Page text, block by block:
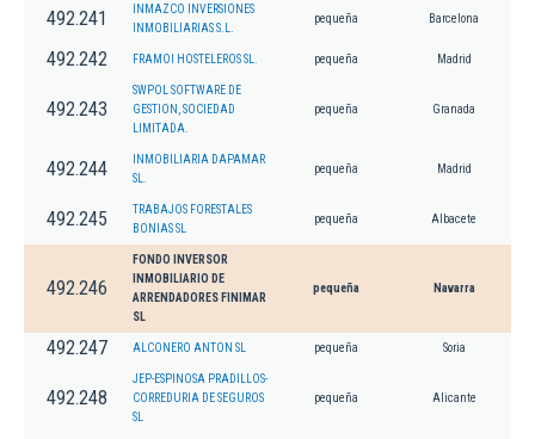
492.241
INMAZCO INVERSIONES
INMOBILIARIAS S.L.
pequeña Barcelona
492.242 FRAMOI HOSTELEROS SL. pequeña Madrid
492.243
SWPOL SOFTWARE DE
GESTION, SOCIEDAD
LIMITADA.
pequeña Granada
492.244
INMOBILIARIA DAPAMAR
SL.
pequeña Madrid
492.245
TRABAJOS FORESTALES
BONIAS SL
pequeña Albacete
492.246
FONDO INVERSOR
INMOBILIARIO DE
ARRENDADORES FINIMAR
SL
pequeña Navarra
492.247 ALCONERO ANTON SL pequeña Soria
492.248
JEP-ESPINOSA PRADILLOS-
CORREDURIA DE SEGUROS
SL
pequeña Alicante